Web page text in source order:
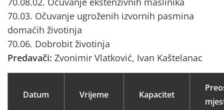
70.03. Očuvanje ugroženih izvornih pasmina
domaćih životinja
70.06. Dobrobit životinja
Predavači: Zvonimir Vlatković, Ivan Kaštelanac
Datum Vrijeme Kapacitet